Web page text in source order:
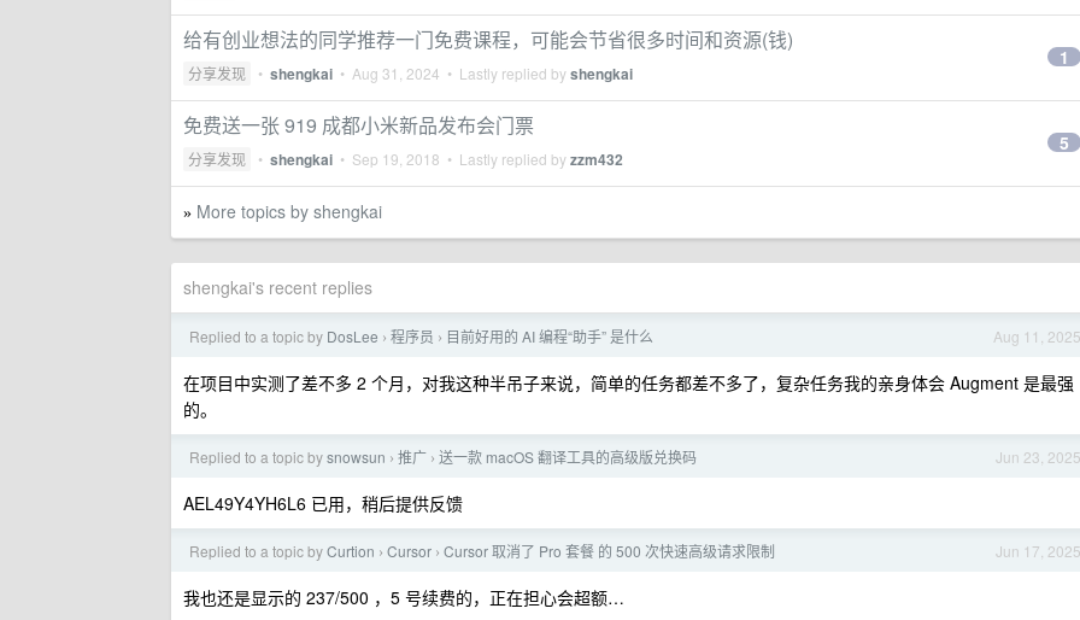
给有创业想法的同学推荐一门免费课程，可能会节省很多时间和资源(钱)
分享发现 • shengkai • Aug 31, 2024 • Lastly replied byshengkai
1
免费送一张 919 成都小米新品发布会门票
分享发现 • shengkai • Sep 19, 2018 • Lastly replied byzzm432
5
» More topics by shengkai
shengkai's recent replies
Aug 11, 2025
Replied to a topic by DosLee › 程序员 › 目前好用的 AI 编程“助手” 是什么
在项目中实测了差不多 2 个月，对我这种半吊子来说，简单的任务都差不多了，复杂任务我的亲身体会 Augment 是最强
的。
Jun 23, 2025
Replied to a topic bysnowsun › 推广 › 送一款 macOS 翻译工具的高级版兑换码
AEL49Y4YH6L6 已用，稍后提供反馈
Jun 17, 2025
Replied to a topic byCurtion › Cursor › Cursor 取消了 Pro 套餐 的 500 次快速高级请求限制
我也还是显示的 237/500 ，5 号续费的，正在担心会超额…